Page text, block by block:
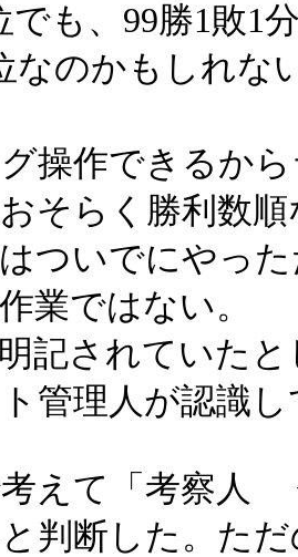
でも、99勝1敗1
なのかもしれな
操作できるか
そらく勝利数
ついでにやっ
業ではない。
記されていた
管理人が認識
えて「考察人
判断した。た